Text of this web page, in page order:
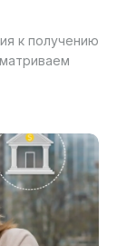
к получению